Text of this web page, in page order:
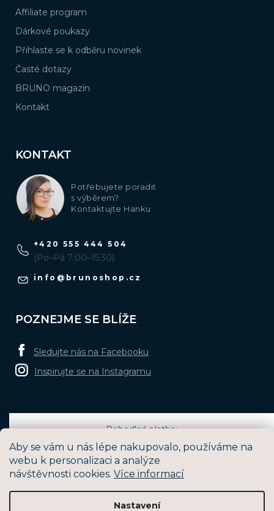
Aby se vám u nás lépe nakupovalo, používáme na
webu k personalizaci a analýze
návštěvnosti cookies. Více informací
Nastavení
Affiliate program
Dárkové poukazy
Přihlaste se k odběru novinek
Časté dotazy
BRUNO magazín
Kontakt
KONTAKT
Potřebujete poradit
s výběrem?
Kontaktujte Hanku
info @ brunoshop.cz
+420 555 444 504
(Po–Pá 7:00–15:30)
POZNEJME SE BLÍŽE
Sledujte nás na Facebooku
Inspirujte se na Instagramu
Pohodlná platba: